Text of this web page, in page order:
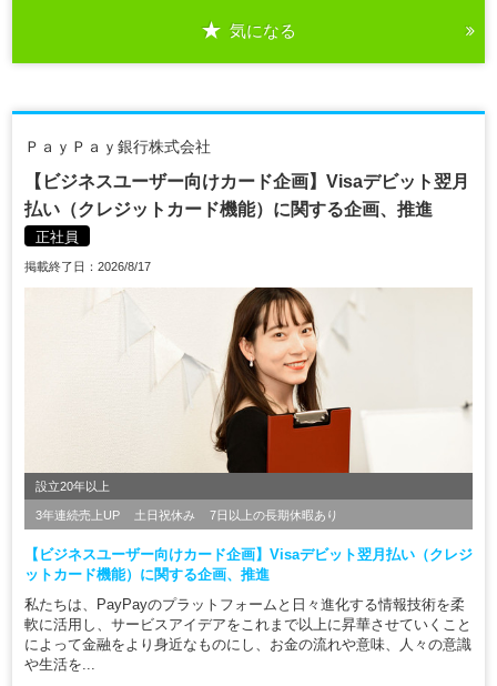
気になる
ＰａｙＰａｙ銀行株式会社
【ビジネスユーザー向けカード企画】Visaデビット翌月
払い（クレジットカード機能）に関する企画、推進
正社員
掲載終了日：2026/8/17
設立20年以上
3年連続売上UP 土日祝休み 7日以上の長期休暇あり
【ビジネスユーザー向けカード企画】Visaデビット翌月払い（クレジ
ットカード機能）に関する企画、推進
私たちは、PayPayのプラットフォームと日々進化する情報技術を柔
軟に活用し、サービスアイデアをこれまで以上に昇華させていくこと
によって金融をより身近なものにし、お金の流れや意味、人々の意識
や生活を...